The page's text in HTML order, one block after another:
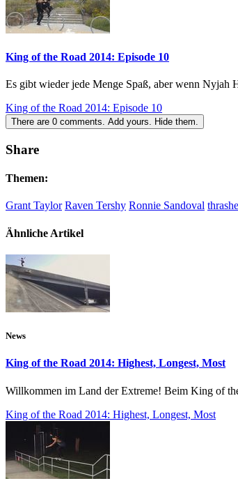
King of the Road 2014: Episode 10
Es gibt wieder jede Menge Spaß, aber wenn Nyjah
King of the Road 2014: Episode 10
There are 0 comments. Add yours. Hide them.
Share
Themen:
Grant Taylor Raven Tershy Ronnie Sandoval
Ähnliche Artikel
News
King of the Road 2014: Highest, Longest, Most
Willkommen im Land der Extreme! Beim King of
King of the Road 2014: Highest, Longest, Most